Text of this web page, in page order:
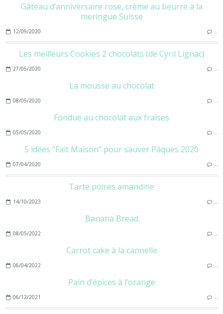
Gâteau d’anniversaire rose, crème au beurre à la
meringue Suisse
12/09/2020
Les meilleurs Cookies 2 chocolats (de Cyril Lignac)
27/05/2020
La mousse au chocolat
08/05/2020
Fondue au chocolat aux fraises
05/05/2020
5 idées "Fait Maison" pour sauver Pâques 2020
07/04/2020
Tarte poires amandine
14/10/2023
Banana Bread
08/05/2022
Carrot cake à la cannelle
06/04/2022
Pain d’épices à l’orange
06/12/2021